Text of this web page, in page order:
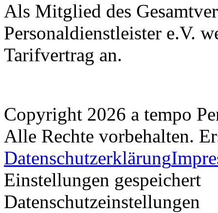
Als Mitglied des
Personaldienstleister e.V.
Tarifvertrag an.
Copyright 2026 a tempo
Alle Rechte vorbehalten.
Datenschutzerklärung
Einstellungen gespeichert
Datenschutzeinstellungen